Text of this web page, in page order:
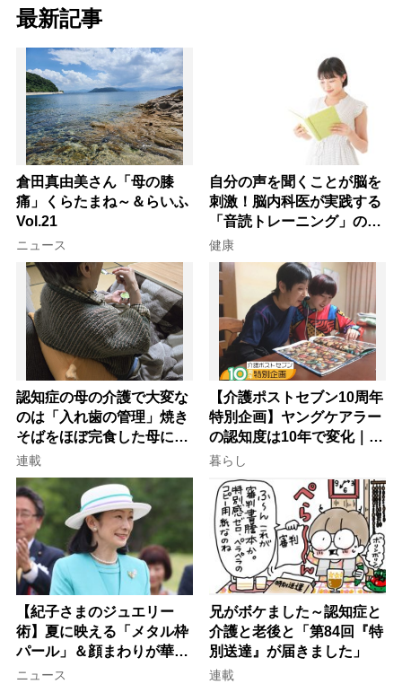
最新記事
倉田真由美さん「母の膝
痛」くらたまね～＆らいふ
Vol.21
ニュース
自分の声を聞くことが脳を
刺激！脳内科医が実践する
「音読トレーニング」の極
意
健康
認知症の母の介護で大変な
のは「入れ歯の管理」焼き
そばをほぼ完食した母に息
子が血の気が引いた理由
連載
【介護ポストセブン10周年
特別企画】ヤングケアラー
の認知度は10年で変化｜流
行語大賞にノミネート、法
律にも明記されたが果たし
て現在は？
暮らし
【紀子さまのジュエリー
術】夏に映える「メタル枠
パール」＆顔まわりが華や
ぐ「揺れる一粒」の使い分
ニュース
兄がボケました～認知症と
介護と老後と「第84回『特
別送達』が届きました」
連載